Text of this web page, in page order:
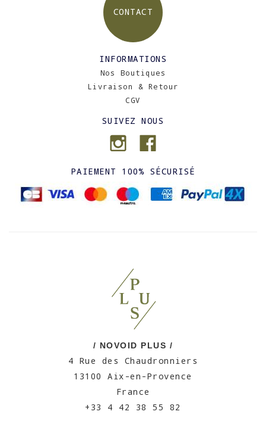
CONTACT
INFORMATIONS
Nos Boutiques
Livraison & Retour
CGV
SUIVEZ NOUS
PAIEMENT 100% SÉCURISÉ
/ NOVOID PLUS /
4 Rue des Chaudronniers
13100 Aix-en-Provence
France
+33 4 42 38 55 82